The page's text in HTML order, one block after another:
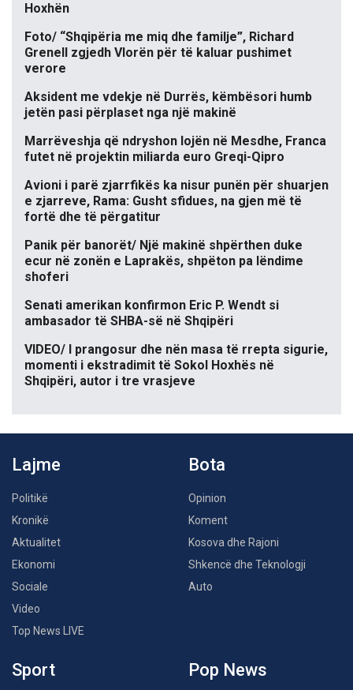
Hoxhën
Foto/ “Shqipëria me miq dhe familje”, Richard
Grenell zgjedh Vlorën për të kaluar pushimet
verore
Aksident me vdekje në Durrës, këmbësori humb
jetën pasi përplaset nga një makinë
Marrëveshja që ndryshon lojën në Mesdhe, Franca
futet në projektin miliarda euro Greqi-Qipro
Avioni i parë zjarrfikës ka nisur punën për shuarjen
e zjarreve, Rama: Gusht sfidues, na gjen më të
fortë dhe të përgatitur
Panik për banorët/ Një makinë shpërthen duke
ecur në zonën e Laprakës, shpëton pa lëndime
shoferi
Senati amerikan konfirmon Eric P. Wendt si
ambasador të SHBA-së në Shqipëri
VIDEO/ I prangosur dhe nën masa të rrepta sigurie,
momenti i ekstradimit të Sokol Hoxhës në
Shqipëri, autor i tre vrasjeve
Lajme
Politikë
Kronikë
Aktualitet
Ekonomi
Sociale
Video
Top News LIVE
Bota
Opinion
Koment
Kosova dhe Rajoni
Shkencë dhe Teknologji
Auto
Sport Pop News